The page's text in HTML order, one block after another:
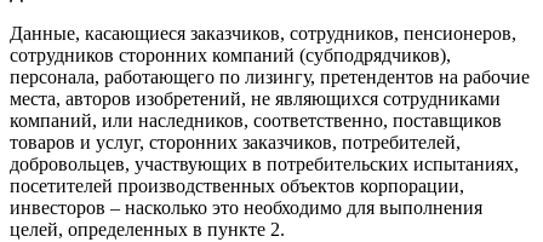
Данные, касающиеся заказчиков, сотрудников, пенсионеров,
сотрудников сторонних компаний (субподрядчиков),
персонала, работающего по лизингу, претендентов на рабочие
места, авторов изобретений, не являющихся сотрудниками
компаний, или наследников, соответственно, поставщиков
товаров и услуг, сторонних заказчиков, потребителей,
добровольцев, участвующих в потребительских испытаниях,
посетителей производственных объектов корпорации,
инвесторов – насколько это необходимо для выполнения
целей, определенных в пункте 2.